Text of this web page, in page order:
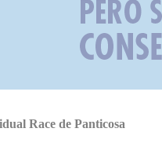
Race de Panticosa